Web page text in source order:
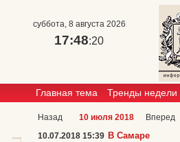
суббота, 8 августа 2026
17:48:21
Главная тема Тренды недели
Назад 10 июля 2018
Вперед
10.07.2018 15:39 В Самаре